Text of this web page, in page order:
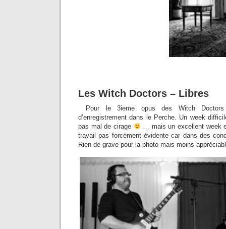
Les Witch Doctors – Libres
Pour le 3ieme opus des Witch
d’enregistrement dans le Perche. Un week
pas mal de cirage
… mais un excellent week
travail pas forcément évidente car dans des
Rien de grave pour la photo mais moins